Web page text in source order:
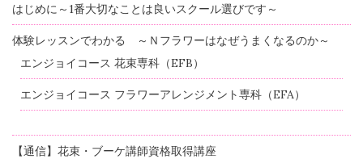
はじめに～1番大切なことは良いスクール選びです～
体験レッスンでわかる ～Ｎフラワーはなぜうまくなるのか～
エンジョイコース 花束専科（EFB）
エンジョイコース フラワーアレンジメント専科（EFA）
【通信】花束・ブーケ講師資格取得講座